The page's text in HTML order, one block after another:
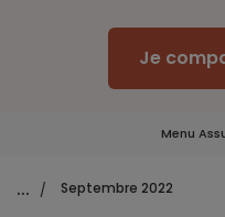
Je
Menu
... / Septembre 2022